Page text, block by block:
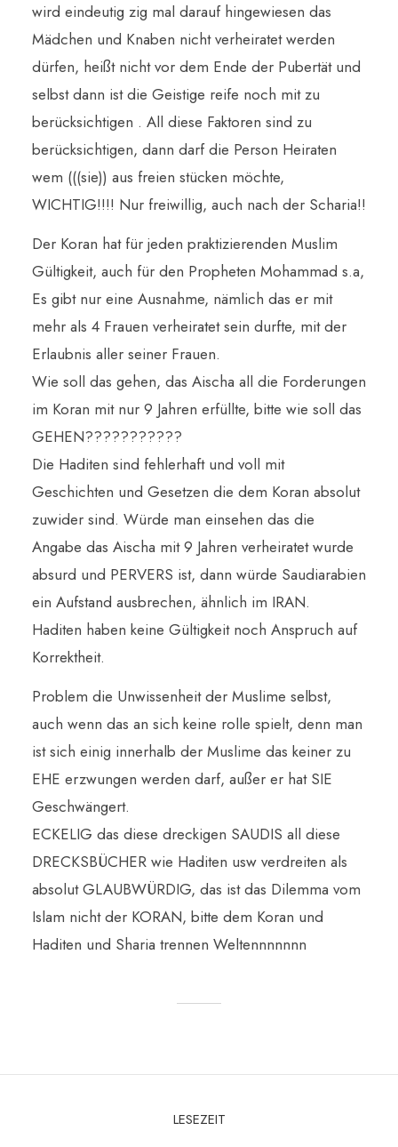
wird eindeutig zig mal darauf hingewiesen das
Mädchen und Knaben nicht verheiratet werden
dürfen, heißt nicht vor dem Ende der Pubertät und
selbst dann ist die Geistige reife noch mit zu
berücksichtigen . All diese Faktoren sind zu
berücksichtigen, dann darf die Person Heiraten
wem (((sie)) aus freien stücken möchte,
WICHTIG!!!! Nur freiwillig, auch nach der Scharia!!
Der Koran hat für jeden praktizierenden Muslim
Gültigkeit, auch für den Propheten Mohammad s.a,
Es gibt nur eine Ausnahme, nämlich das er mit
mehr als 4 Frauen verheiratet sein durfte, mit der
Erlaubnis aller seiner Frauen.
Wie soll das gehen, das Aischa all die Forderungen
im Koran mit nur 9 Jahren erfüllte, bitte wie soll das
GEHEN???????????
Die Haditen sind fehlerhaft und voll mit
Geschichten und Gesetzen die dem Koran absolut
zuwider sind. Würde man einsehen das die
Angabe das Aischa mit 9 Jahren verheiratet wurde
absurd und PERVERS ist, dann würde Saudiarabien
ein Aufstand ausbrechen, ähnlich im IRAN.
Haditen haben keine Gültigkeit noch Anspruch auf
Korrektheit.
Problem die Unwissenheit der Muslime selbst,
auch wenn das an sich keine rolle spielt, denn man
ist sich einig innerhalb der Muslime das keiner zu
EHE erzwungen werden darf, außer er hat SIE
Geschwängert.
ECKELIG das diese dreckigen SAUDIS all diese
DRECKSBÜCHER wie Haditen usw verdreiten als
absolut GLAUBWÜRDIG, das ist das Dilemma vom
Islam nicht der KORAN, bitte dem Koran und
Haditen und Sharia trennen Weltennnnnnn
LESEZEIT